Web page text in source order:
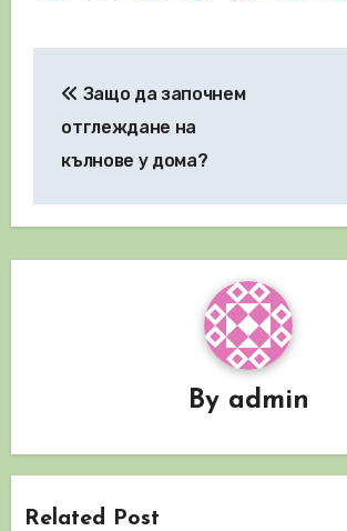
Защо да започнем
отглеждане на
кълнове у дома?
By admin
Related Post